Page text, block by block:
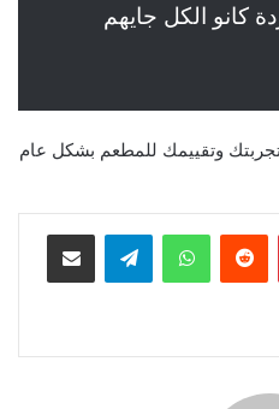
كانو الكل جايهم
وتقييمك للمطعم بشكل عام
بينتيريست واتساب تيلقرام مشاركة عبر البريد